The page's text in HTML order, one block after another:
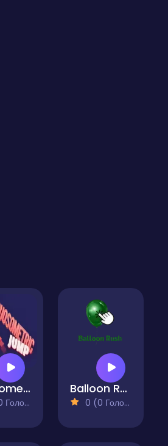
Duosometric Jump Balloon Rush
0 (0 Голосів)